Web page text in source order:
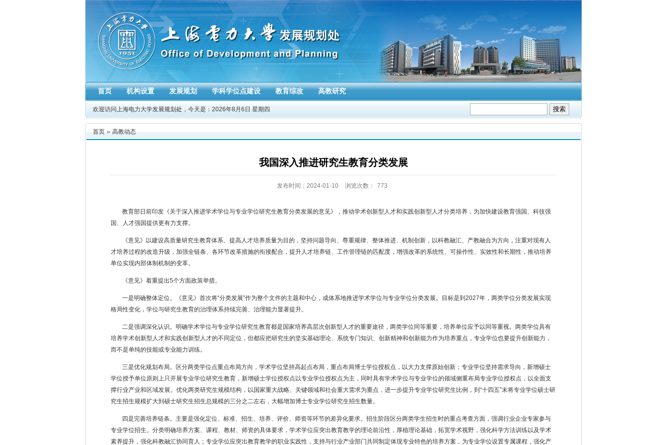
首页 机构设置 发展规划 学科学位点建设 教育综改 高教研究
欢迎访问上海电力大学发展规划处，今天是： 2026年8月6日 星期四
首页 高教动态
我国深入推进研究生教育分类发展
发布时间：2024-01-10 浏览次数： 773
教育部日前印发《关于深入推进学术学位与专业学位研究生教育分类发展的意见》，推动学术创新型人才和实践创新型人才分类培养，为加快建设教育强国、科技强
国、人才强国提供更有力支撑。
《意见》以建设高质量研究生教育体系、提高人才培养质量为目的，坚持问题导向、尊重规律、整体推进、机制创新，以科教融汇、产教融合为方向，注重对现有人
才培养过程的改造升级，加强全链条、各环节改革措施的衔接配合，提升人才培养链、工作管理链的匹配度，增强改革的系统性、可操作性、实效性和长期性，推动培养
单位实现内部体制机制的变革。
《意见》着重提出5个方面政策举措。
一是明确整体定位。《意见》首次将“分类发展”作为整个文件的主题和中心，成体系地推进学术学位与专业学位分类发展。目标是到 2027年，两类学位分类发展实现
格局性变化，学位与研究生教育的治理体系持续完善、治理能力显著提升。
二是强调深化认识。明确学术学位与专业学位研究生教育都是国家培养高层次创新型人才的重要途径，两类学位同等重要，培养单位应予以同等重视。两类学位具有
培养学术创新型人才和实践创新型人才的不同定位，但都应把研究生的坚实基础理论、系统专门知识、创新精神和创新能力作为培养重点，专业学位也要提升创新能力，
而不是单纯的技能或专业能力训练。
三是优化规划布局。区分两类学位点重点布局方向，学术学位坚持高起点布局，重点布局博士学位授权点，以大力支撑原始创新；专业学位坚持需求导向，新增硕士
学位授予单位原则上只开展专业学位研究生教育，新增硕士学位授权点以专业学位授权点为主，同时具有学术学位与专业学位的领域侧重布局专业学位授权点，以全面支
撑行业产业和区域发展。优化两类研究生规模结构，以国家重大战略、关键领域和社会重大需求为重点，进一步提升专业学位研究生比例，到“十四五”末将专业学位硕士研
究生招生规模扩大到硕士研究生招生总规模的三分之二左右，大幅增加博士专业学位研究生招生数量。
四是完善培养链条。主要是强化定位、标准、招生、培养、评价、师资等环节的差异化要求。招生阶段区分两类学生招生时的重点考查方面，强调行业企业专家参与
专业学位招生。分类明确培养方案、课程、教材、师资的具体要求，学术学位应突出教育教学的理论前沿性，厚植理论基础，拓宽学术视野，强化科学方法训练以及学术
素养提升，强化科教融汇协同育人；专业学位应突出教育教学的职业实践性，支持与行业产业部门共同制定体现专业特色的培养方案，为专业学位设置专属课程，强化产